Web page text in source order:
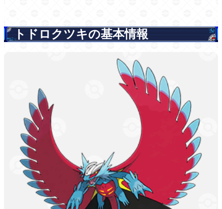
トドロクツキの基本情報